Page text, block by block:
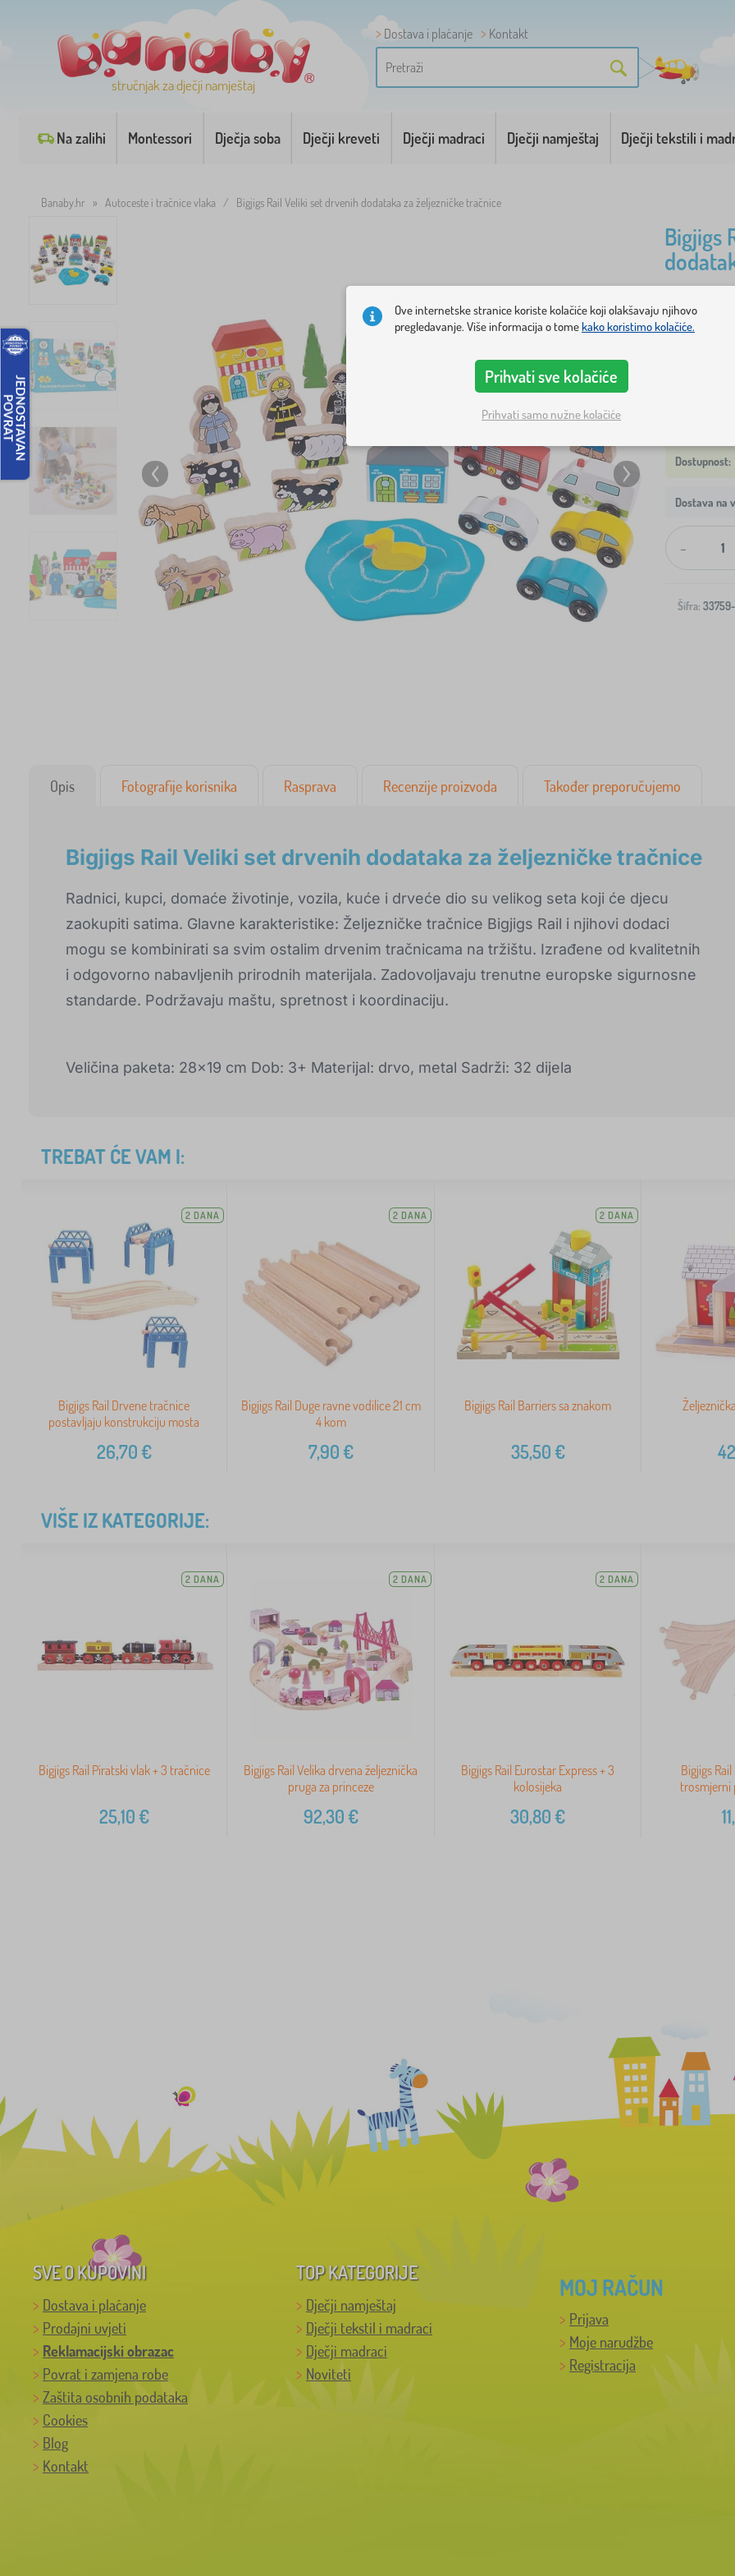
stručnjak za dječji namještaj
Dostava i plaćanje
Kontakt
Na zalihi Montessori Dječja soba Dječji kreveti Dječji madraci Dječji namještaj Dječji tekstili i
Banaby.hr » Autoceste i tračnice vlaka / Bigjigs Rail Veliki set drvenih dodataka za željezničke tračnice
Bigjigs
Radnici,
velikog
Dostava na
-
Šifra:
Opis Fotografije korisnika Rasprava Recenzije proizvoda Također preporučujemo
Bigjigs Rail Veliki set drvenih dodataka za željezničke tračnice
Radnici, kupci, domaće životinje, vozila, kuće i drveće dio su velikog seta koji će djecu
zaokupiti satima. Glavne karakteristike: Željezničke tračnice Bigjigs Rail i njihovi dodaci
mogu se kombinirati sa svim ostalim drvenim tračnicama na tržištu. Izrađene od kvalitetnih
i odgovorno nabavljenih prirodnih materijala. Zadovoljavaju trenutne europske sigurnosne
standarde. Podržavaju maštu, spretnost i koordinaciju.
Veličina paketa: 28x19 cm Dob: 3+ Materijal: drvo, metal Sadrži: 32 dijela
TREBAT ĆE VAM I:
2 DANA
Bigjigs Rail Drvene tračnice
postavljaju konstrukciju mosta
26,70€
2 DANA
Bigjigs Rail Duge ravne vodilice 21 cm
4 kom
7,90€
2 DANA
Bigjigs Rail Barriers sa znakom
35,50€
VIŠE IZ KATEGORIJE:
2 DANA
Bigjigs Rail Piratski vlak + 3 tračnice
25,10€
2 DANA
Bigjigs Rail Velika drvena željeznička
pruga za princeze
92,30€
2 DANA
Bigjigs Rail Eurostar Express + 3
kolosijeka
30,80€
Bigjigs
trosmjerni
SVE O KUPOVINI
Dostava i plaćanje
Prodajni uvjeti
Reklamacijski obrazac
Povrat i zamjena robe
Zaštita osobnih podataka
Cookies
Blog
Kontakt
TOP KATEGORIJE
Dječji namještaj
Dječji tekstil i madraci
Dječji madraci
Noviteti
MOJ RAČUN
Prijava
Moje narudžbe
Registracija
Ove internetske stranice koriste kolačiće koji olakšavaju njihovo
pregledavanje. Više informacija o tomekako koristimo kolačiće.
Prihvati sve kolačiće
Prihvati samo nužne kolačiće